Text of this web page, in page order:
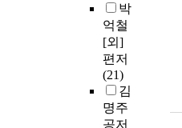
박
억철
[외]
편저
(21)
김
명주
공저